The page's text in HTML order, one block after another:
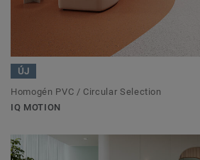
ÚJ
Homogén PVC / Circular Selection
IQ MOTION